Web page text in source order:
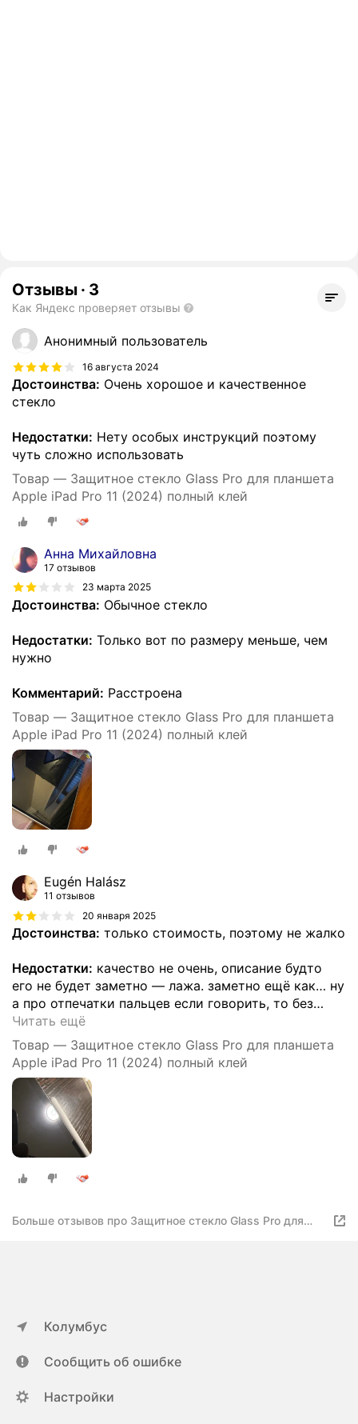
Отзывы · 3
Как Яндекс проверяет отзывы
Анонимный пользователь
16 августа 2024
Достоинства: Очень хорошое и качественное
стекло
Недостатки: Нету особых инструкций поэтому
чуть сложно использовать
Товар — Защитное стекло Glass Pro для планшета
Apple iPad Pro 11 (2024) полный клей
Анна Михайловна
17 отзывов
23 марта 2025
Достоинства: Обычное стекло
Недостатки: Только вот по размеру меньше, чем
нужно
Комментарий: Расстроена
Товар — Защитное стекло Glass Pro для планшета
Apple iPad Pro 11 (2024) полный клей
Eugén Halász
11 отзывов
20 января 2025
Достоинства: только стоимость, поэтому не жалко
Недостатки: качество не очень, описание будто
его не будет заметно — лажа. заметно ещё как… ну
а про отпечатки пальцев если говорить, то без…
Читать ещё
Товар — Защитное стекло Glass Pro для планшета
Apple iPad Pro 11 (2024) полный клей
Больше отзывов про Защитное стекло Glass Pro для
Колумбус
Сообщить об ошибке
Настройки